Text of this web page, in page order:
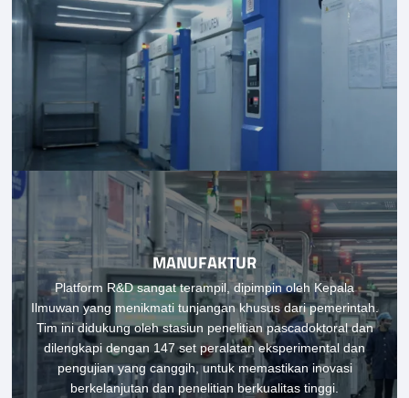
MANUFAKTUR
Platform R&D sangat terampil, dipimpin oleh Kepala
Ilmuwan yang menikmati tunjangan khusus dari pemerintah.
Tim ini didukung oleh stasiun penelitian pascadoktoral dan
dilengkapi dengan 147 set peralatan eksperimental dan
pengujian yang canggih, untuk memastikan inovasi
berkelanjutan dan penelitian berkualitas tinggi.